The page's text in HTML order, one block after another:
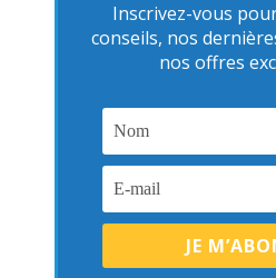
Inscrivez-vous
conseils, nos
nos offres